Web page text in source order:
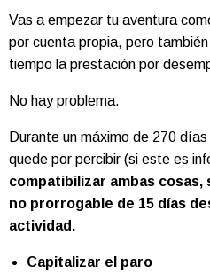
Vas a empezar tu aventura
por cuenta propia, pero
tiempo la prestación por
No hay problema.
Durante un máximo de 270
quede por percibir (si este es
compatibilizar ambas
no prorrogable de 15 días
actividad.
Capitalizar el paro